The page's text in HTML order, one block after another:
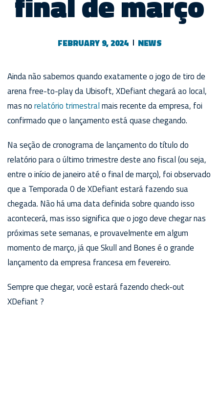
FEBRUARY 9, 2024 NEWS
Ainda não sabemos quando exatamente o jogo de tiro de
arena free-to-play da Ubisoft, XDefiant chegará ao local,
mas norelatório trimestralmais recente da empresa, foi
confirmado que o lançamento está quase chegando.
Na seção de cronograma de lançamento do título do
relatório para o último trimestre deste ano fiscal (ou seja,
entre o início de janeiro até o final de março), foi observado
que a Temporada 0 de XDefiant estará fazendo sua
chegada. Não há uma data definida sobre quando isso
acontecerá, mas isso significa que o jogo deve chegar nas
próximas sete semanas, e provavelmente em algum
momento de março, já que Skull and Bones é o grande
lançamento da empresa francesa em fevereiro.
Sempre que chegar, você estará fazendo check-out
XDefiant ?